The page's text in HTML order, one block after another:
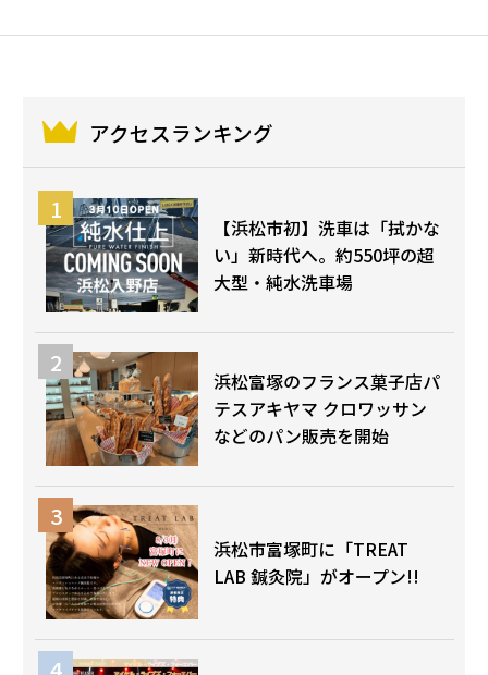
アクセスランキング
【浜松市初】洗車は「拭かな
い」新時代へ。約550坪の超
大型・純水洗車場
浜松富塚のフランス菓子店パ
テスアキヤマ クロワッサン
などのパン販売を開始
浜松市富塚町に「TREAT
LAB 鍼灸院」がオープン!!